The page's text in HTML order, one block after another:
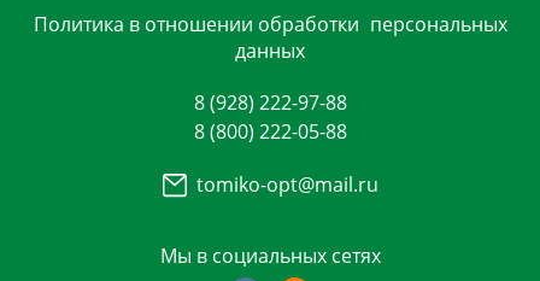
Политика в отношении обработки персональных
данных
Мы в социальных сетях
8 (928) 222-97-88
8 (800) 222-05-88
tomiko-opt@mail.ru